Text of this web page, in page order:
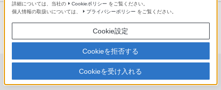
プロフェッショナルカムコーダー サイトマップ
プロフェッショナルカムコーダー
詳細については、当社の Cookieポリシー をご覧ください。
個人情報の取扱いについては、
プライバシーポリシー をご覧ください。
Cookie設定
Cookieを拒否する
Cookieを受け入れる